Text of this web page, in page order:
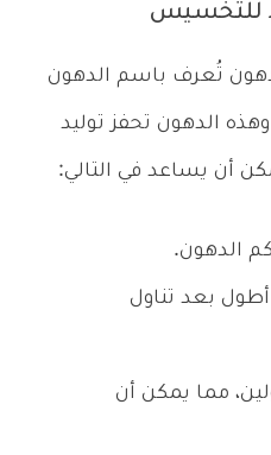
تُعرف باسم الدهون
الدهون تحفز توليد
أن يساعد في التالي:
الدهون.
بعد تناول
مما يمكن أن